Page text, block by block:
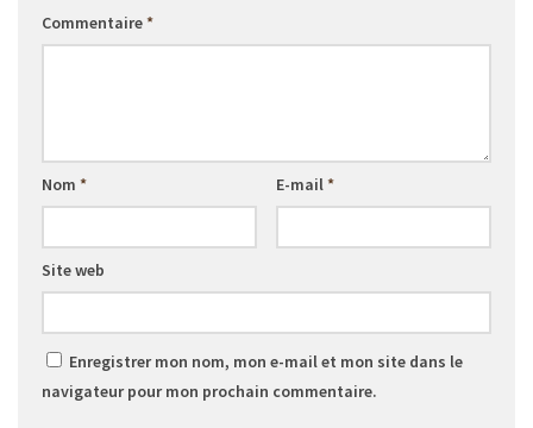
Commentaire*
Nom * E-mail*
Site web
Enregistrer mon nom, mon e-mail et mon site dans le
navigateur pour mon prochain commentaire.